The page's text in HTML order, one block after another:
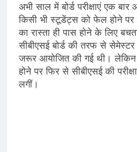
अभी साल में बोर्ड परीक्षाएं एक
किसी भी स्टूडेंट्स को फेल होने
का रास्ता ही पास होने के लिए
सीबीएसई बोर्ड की तरफ से
जरूर आयोजित की गई थी। लेकिन
होने पर फिर से सीबीएसई की
लगीं।